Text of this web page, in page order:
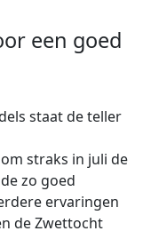
een goed
staat de teller
straks in juli de
zo goed
ervaringen
de Zwettocht